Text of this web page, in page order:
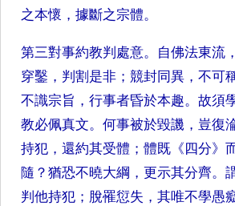
之本懷 ，據斷之宗體。
第三對事約教判處意。 自佛法東流
穿鑿 ， 判割是非 ；競封同異 ，不可
不識宗旨 ，行事者昏於本趣。故須
教必佩真文。何事被於毀譏 ， 豈復
持犯 ，還約其受體 ；體既 《 四分》
隨 ？猶恐不曉大綱 ， 更示其分齊。
判他持犯 ； 脫罹愆失 ，其唯不學愚